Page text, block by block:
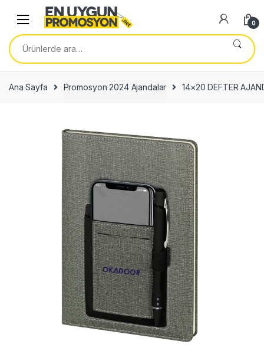
navigation
content
0
Ara:
Ana Sayfa Promosyon 2024 Ajandalar 14×20 DEFTER